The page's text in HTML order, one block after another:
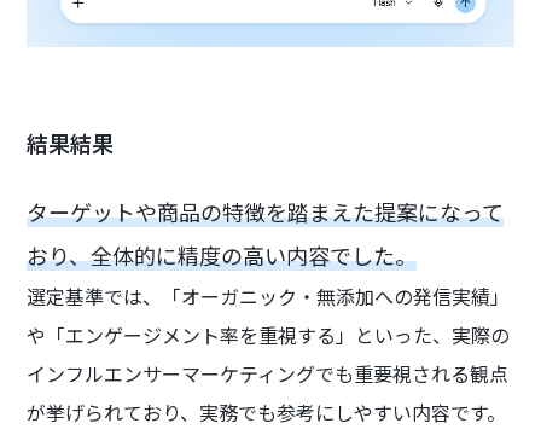
結果結果
ターゲットや商品の特徴を踏まえた提案になって
おり、全体的に精度の高い内容でした。
選定基準では、「オーガニック・無添加への発信実績」
や「エンゲージメント率を重視する」といった、実際の
インフルエンサーマーケティングでも重要視される観点
が挙げられており、実務でも参考にしやすい内容です。